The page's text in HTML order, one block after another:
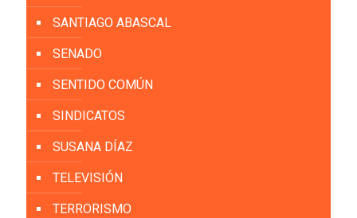
SANTIAGO ABASCAL
SENADO
SENTIDO COMÚN
SINDICATOS
SUSANA DÍAZ
TELEVISIÓN
TERRORISMO